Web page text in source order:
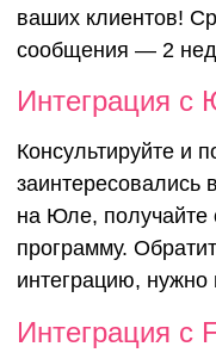
ваших клиентов!
сообщения — 2
Интеграция с
Консультируйте и
заинтересовались
на Юле,
программу.
интеграцию, нужно
Интеграция с